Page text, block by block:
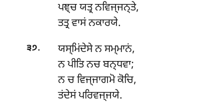
ਪਞ੍ਚ ਯਤ੍ਰ ਨਵਿਜ੍ਜਨ੍ਤੇ,
ਤਤ੍ਰ ਵਾਸਂ ਨਕਾਰਯੇ.
੩੭. ਯਸ੍ਮਿਂਦੇਸੇਨ ਸਮ੍ਮਾਨਂ,
ਨ ਪੀਤਿ ਨਚ ਬਨ੍ਧਵਾ;
ਨ ਚ ਵਿਜ੍ਜਾਗਮੋ ਕੋਚਿ,
ਤਂਦੇਸਂ ਪਰਿਵਜ੍ਜਯੇ.